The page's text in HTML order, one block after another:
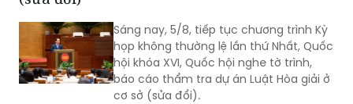
Sáng nay, 5/8, tiếp tục chương trình Kỳ
họp không thường lệ lần thứ Nhất, Quốc
hội khóa XVI, Quốc hội nghe tờ trình,
báo cáo thẩm tra dự án Luật Hòa giải ở
cơ sở (sửa đổi).